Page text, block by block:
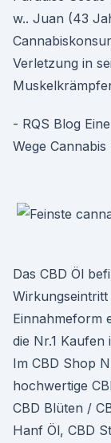
w.. Juan (43
Verletzung in
- RQS Blog
Wege
Das CBD Öl
Einnahmeform
die Nr.1
Im CBD Shop
hochwertige
CBD Blüten /
Hanf Öl, CBD